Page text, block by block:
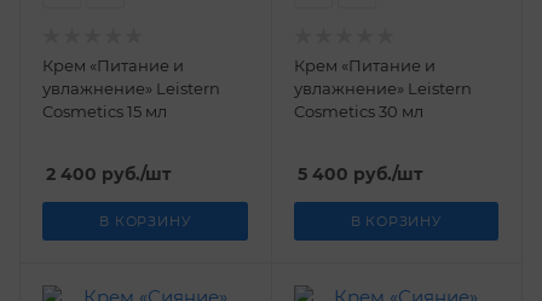
Крем «Питание и
увлажнение» Leistern
Cosmetics 15 мл
2 400 руб./шт
В КОРЗИНУ
Крем «Питание и
увлажнение» Leistern
Cosmetics 30 мл
5 400 руб./шт
В КОРЗИНУ